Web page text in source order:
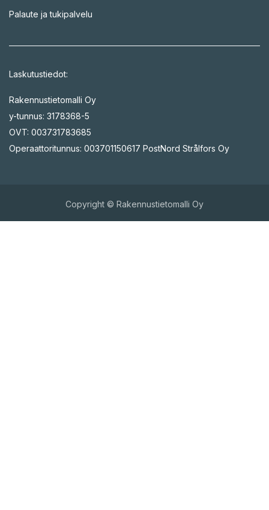
Palaute ja tukipalvelu
Laskutustiedot:
Rakennustietomalli Oy
y-tunnus: 3178368-5
OVT: 003731783685
Operaattoritunnus: 003701150617 PostNord Strålfors Oy
Copyright © Rakennustietomalli Oy